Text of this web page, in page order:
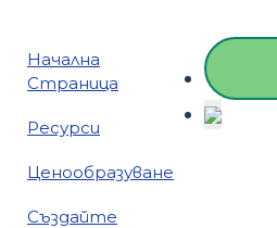
Начална
Страница
Ресурси
Ценообразуване
Създайте